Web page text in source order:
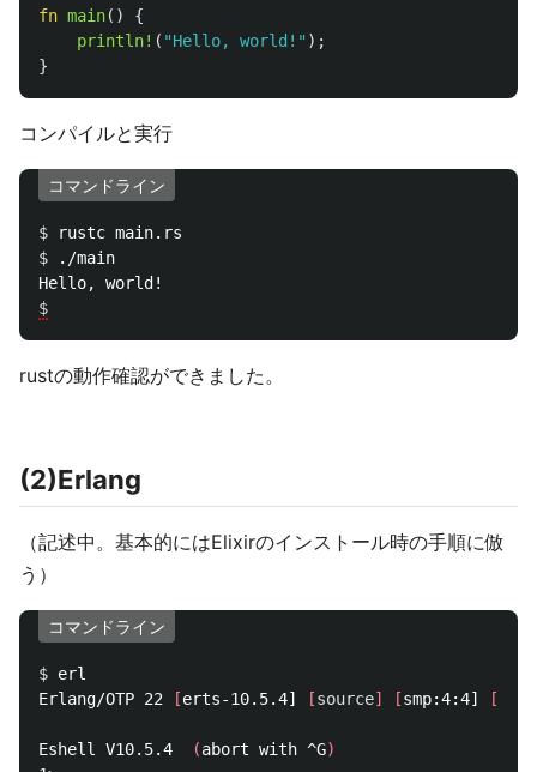
fn main()
{
println! ( "Hello, world!" );
}
コンパイルと実行
コマンドライン
$
$
./main
$
rustの動作確認ができました。
(2)Erlang
（記述中。基本的にはElixirのインストール時の手順に倣
う）
コマンドライン
$ erl
Erlang/OTP 22
[erts-10.5.4] [source] [smp:4:4] [
Eshell V10.5.4 (abort with ^G)